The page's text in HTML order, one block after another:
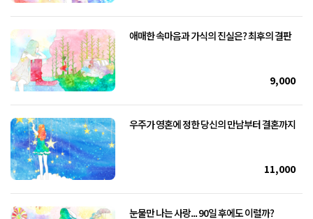
애매한 속마음과 가식의 진실은? 최후의 결판
9,000
우주가 영혼에 정한 당신의 만남부터 결혼까지
11,000
눈물만 나는 사랑... 90일 후에도 이럴까?